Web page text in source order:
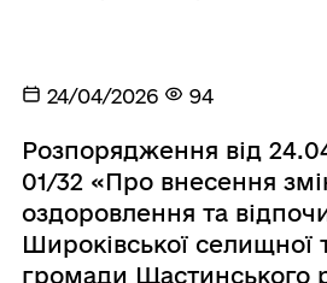
24/04/2026 94
Розпорядження від
01/32 «Про внесення
оздоровлення та
Широківської селищної
громади Щастинського